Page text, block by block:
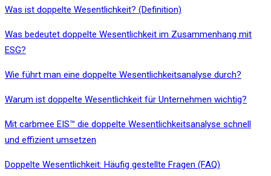
Was ist doppelte Wesentlichkeit? (Definition)
Was bedeutet doppelte Wesentlichkeit im Zusammenhang mit
ESG?
Wie führt man eine doppelte Wesentlichkeitsanalyse durch?
Warum ist doppelte Wesentlichkeit für Unternehmen wichtig?
Mit carbmee EIS™ die doppelte Wesentlichkeitsanalyse schnell
und effizient umsetzen
Doppelte Wesentlichkeit: Häufig gestellte Fragen (FAQ)